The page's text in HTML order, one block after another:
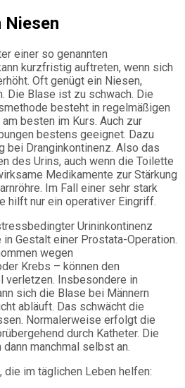
Niesen
einer so genannten
kurzfristig auftreten, wenn sich
Oft genügt ein Niesen,
Die Blase ist zu schwach. Die
besteht in regelmäßigen
besten im Kurs. Auch zur
bestens geeignet. Dazu
bei Dranginkontinenz. Also das
des Urins, auch wenn die Toilette
Medikamente zur Stärkung
Im Fall einer sehr stark
hilft nur ein operativer Eingriff.
Urininkontinenz
Gestalt einer Prostata-Operation.
wegen
Krebs – können den
verletzen. Insbesondere in
sich die Blase bei Männern
abläuft. Das schwächt die
Normalerweise erfolgt die
durch Katheter. Die
manchmal selbst an.
die im täglichen Leben helfen: